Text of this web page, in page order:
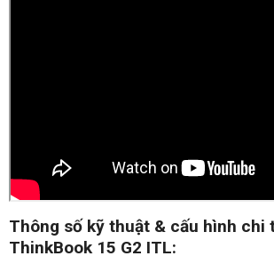
Thông số kỹ thuật & cấu hình chi
ThinkBook 15 G2 ITL: